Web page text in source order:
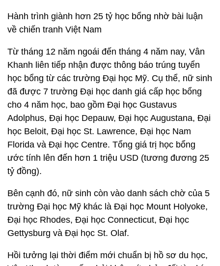
Hành trình giành hơn 25 tỷ học bổng nhờ bài luận
về chiến tranh Việt Nam
Từ tháng 12 năm ngoái đến tháng 4 năm nay, Vân
Khanh liên tiếp nhận được thông báo trúng tuyển
học bổng từ các trường Đại học Mỹ. Cụ thể, nữ sinh
đã được 7 trường Đại học danh giá cấp học bổng
cho 4 năm học, bao gồm Đại học Gustavus
Adolphus, Đại học Depauw, Đại học Augustana, Đại
học Beloit, Đại học St. Lawrence, Đại học Nam
Florida và Đại học Centre. Tổng giá trị học bổng
ước tính lên đến hơn 1 triệu USD (tương đương 25
tỷ đồng).
Bên cạnh đó, nữ sinh còn vào danh sách chờ của 5
trường Đại học Mỹ khác là Đại học Mount Holyoke,
Đại học Rhodes, Đại học Connecticut, Đại học
Gettysburg và Đại học St. Olaf.
Hồi tưởng lại thời điểm mới chuẩn bị hồ sơ du học,